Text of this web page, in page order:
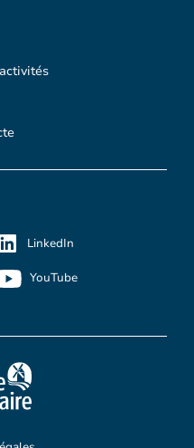
LinkedIn
YouTube